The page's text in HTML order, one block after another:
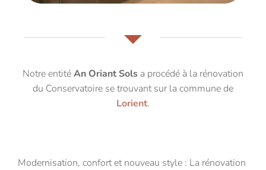
Notre entitéAn Oriant Sols a procédé à la rénovation
du Conservatoire se trouvant sur la commune de
Lorient.
Modernisation, confort et nouveau style : La rénovation